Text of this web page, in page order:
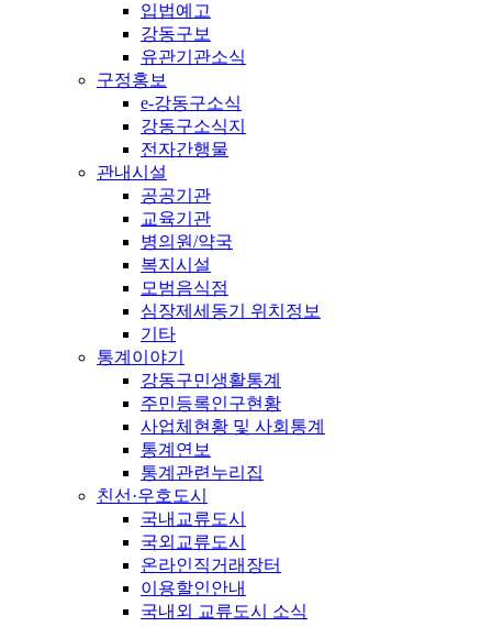
입법예고
강동구보
유관기관소식
구정홍보
e-강동구소식
강동구소식지
전자간행물
관내시설
공공기관
교육기관
병의원/약국
복지시설
모범음식점
심장제세동기 위치정보
기타
통계이야기
강동구민생활통계
주민등록인구현황
사업체현황 및 사회통계
통계연보
통계관련누리집
친선·우호도시
국내교류도시
국외교류도시
온라인직거래장터
이용할인안내
국내외 교류도시 소식